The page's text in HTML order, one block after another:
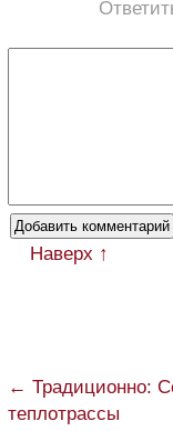
Наверх ↑
← Традиционно:
теплотрассы